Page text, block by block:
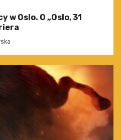
w Oslo. O „Oslo, 31